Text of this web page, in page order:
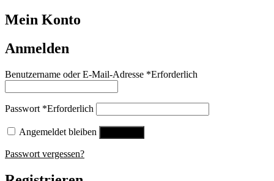
Mein Konto
Anmelden
Benutzername oder E-Mail-Adresse *Erforderlich
Passwort *Erforderlich
Angemeldet bleiben
Passwort vergessen?